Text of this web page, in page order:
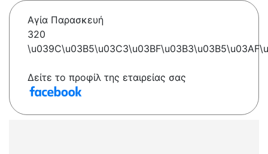
Αγία Παρασκευή
320
Δείτε το προφίλ της εταιρείας σας